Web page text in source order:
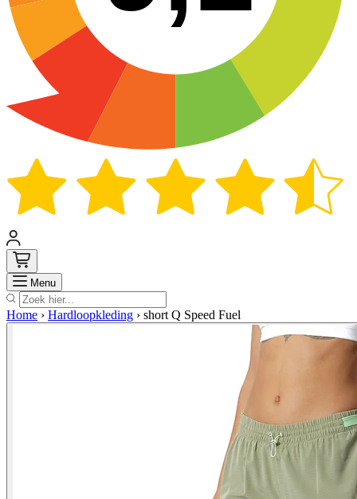
Menu Zoek
Home › Hardloopkleding › short Q Speed Fuel